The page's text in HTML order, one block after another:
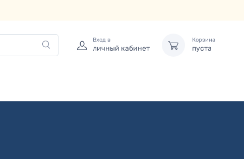
Вход в
личный кабинет
Корзина
пуста